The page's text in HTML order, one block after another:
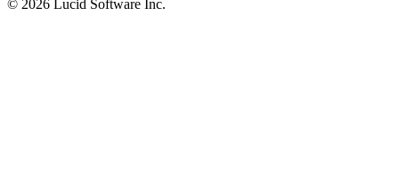
© 2026 Lucid Software Inc.